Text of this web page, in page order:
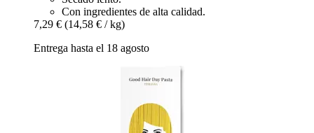
Con ingredientes de alta calidad.
7,29 € (14,58 € / kg)
Entrega hasta el 18 agosto